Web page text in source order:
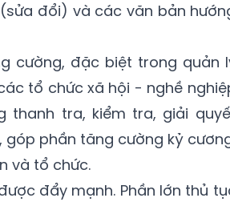
đổi) và các văn bản
cường, đặc biệt trong quản
tổ chức xã hội - nghề
thanh tra, kiểm tra, giải
phần tăng cường kỷ
và tổ chức.
đẩy mạnh. Phần lớn thủ